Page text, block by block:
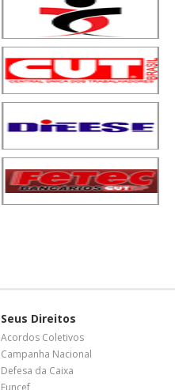
Seus Direitos
Acordos Coletivos
Campanha Nacional
Defesa da Caixa